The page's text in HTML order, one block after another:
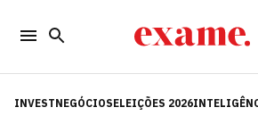
INVESTNEGÓCIOSELEIÇÕES 2026